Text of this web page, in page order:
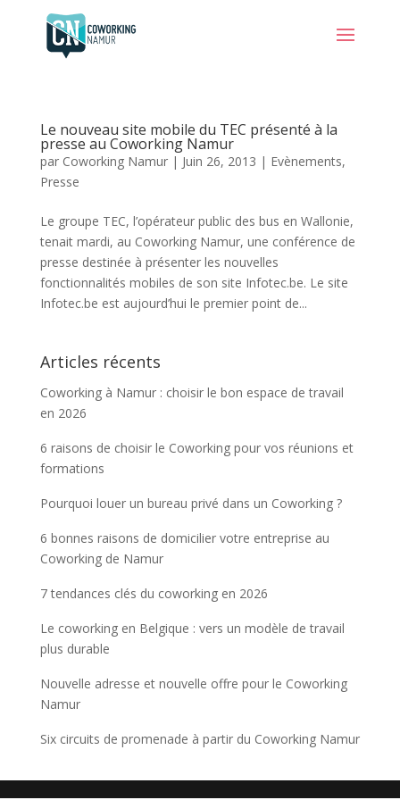
Le nouveau site mobile du TEC présenté à la
presse au Coworking Namur
par Coworking Namur| Juin 26, 2013 | Evènements,
Presse
Le groupe TEC, l’opérateur public des bus en Wallonie,
tenait mardi, au Coworking Namur, une conférence de
presse destinée à présenter les nouvelles
fonctionnalités mobiles de son site Infotec.be. Le site
Infotec.be est aujourd’hui le premier point de...
Articles récents
Coworking à Namur : choisir le bon espace de travail
en 2026
6 raisons de choisir le Coworking pour vos réunions et
formations
Pourquoi louer un bureau privé dans un Coworking ?
6 bonnes raisons de domicilier votre entreprise au
Coworking de Namur
7 tendances clés du coworking en 2026
Le coworking en Belgique : vers un modèle de travail
plus durable
Nouvelle adresse et nouvelle offre pour le Coworking
Namur
Six circuits de promenade à partir du Coworking Namur